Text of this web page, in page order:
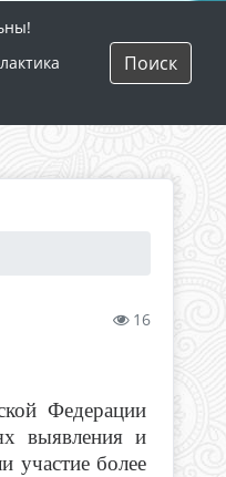
Поиск
16
Федерации
выявления и
участие более